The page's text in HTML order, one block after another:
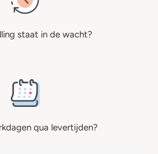
staat in de wacht?
qua levertijden?